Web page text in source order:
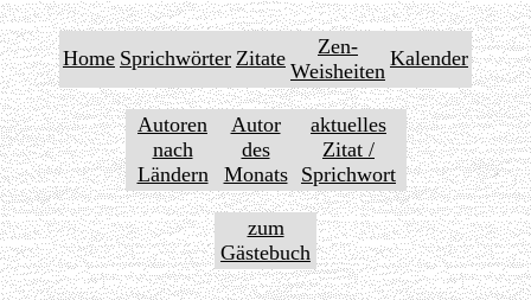
Home Sprichwörter Zitate
Zen-
Weisheiten
Kalender
Autoren
nach
Ländern
Autor
des
Monats
aktuelles
Zitat /
Sprichwort
zum
Gästebuch